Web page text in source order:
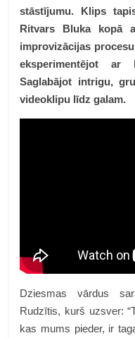
stāstījumu. Klips
Ritvars Bluka kopā
improvizācijas
eksperimentējot
Saglabājot intrigu,
videoklipu līdz galam.
Dziesmas vārdus
Rudzītis, kurš uzsver:
kas mums pieder, ir